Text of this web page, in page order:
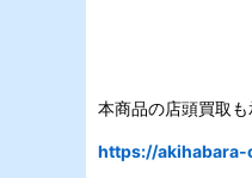
本商品の店頭買取
https://